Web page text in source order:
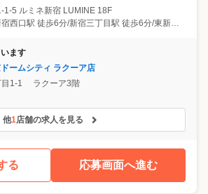
1-5 ルミネ新宿 LUMINE 18F
西武新宿駅 徒歩6分/新宿西口駅 徒歩6分/新宿三丁目駅 徒歩6分/東新宿駅 徒歩11分/新線新宿駅 徒歩11分
ます
ームシティ ラクーア店
目1-1 ラクーア3階
他1店舗の求人を見る
る 応募画面へ進む